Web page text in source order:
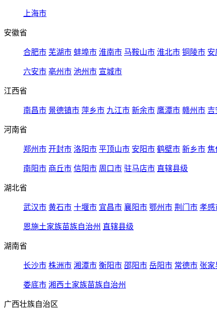
上海市
安徽省
合肥市 芜湖市 蚌埠市 淮南市 马鞍山市 淮北市 铜陵市 安
六安市 亳州市 池州市 宣城市
江西省
南昌市 景德镇市 萍乡市 九江市 新余市 鹰潭市 赣州市 吉
河南省
郑州市 开封市 洛阳市 平顶山市 安阳市 鹤壁市 新乡市 焦
南阳市 商丘市 信阳市 周口市 驻马店市 直辖县级
湖北省
武汉市 黄石市 十堰市 宜昌市 襄阳市 鄂州市 荆门市 孝感
恩施土家族苗族自治州 直辖县级
湖南省
长沙市 株洲市 湘潭市 衡阳市 邵阳市 岳阳市 常德市 张家
娄底市 湘西土家族苗族自治州
广西壮族自治区